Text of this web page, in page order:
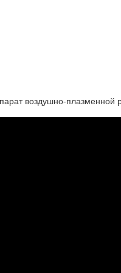
воздушно-плазменной